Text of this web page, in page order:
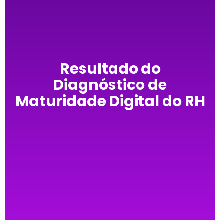
Resultado do
Diagnóstico de
Maturidade Digital do RH